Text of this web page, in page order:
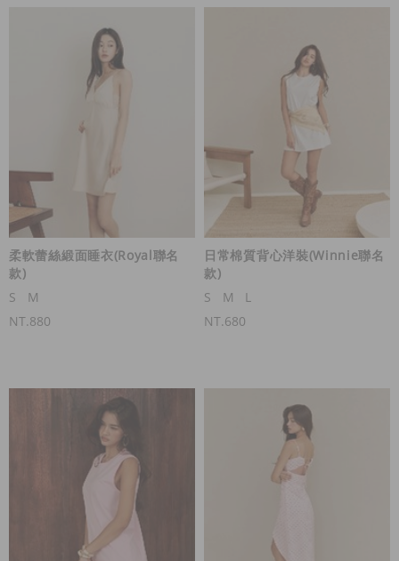
柔軟蕾絲緞面睡衣(Royal聯名
款)
S
M
NT.880
日常棉質背心洋裝(Winnie聯名
款)
S
M
L
NT.680